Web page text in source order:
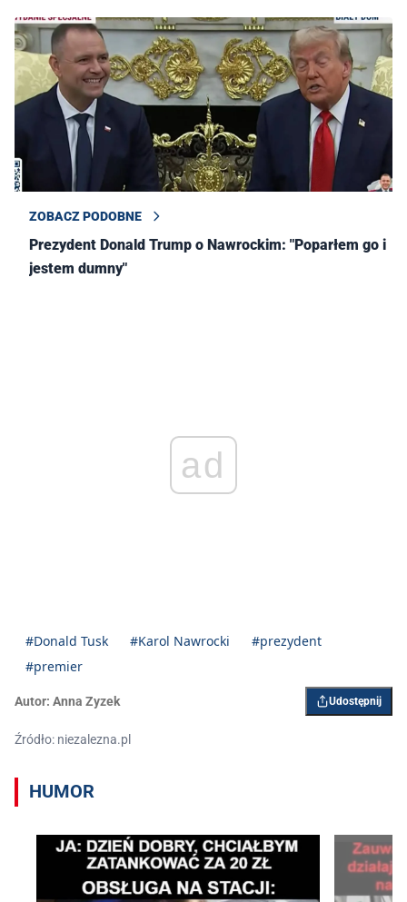
ZOBACZ PODOBNE
Prezydent Donald Trump o Nawrockim: "Poparłem go i
jestem dumny"
ad
#Donald Tusk #Karol Nawrocki
#prezydent
#premier
Autor: Anna Zyzek Udostępnij
Źródło: niezalezna.pl
HUMOR